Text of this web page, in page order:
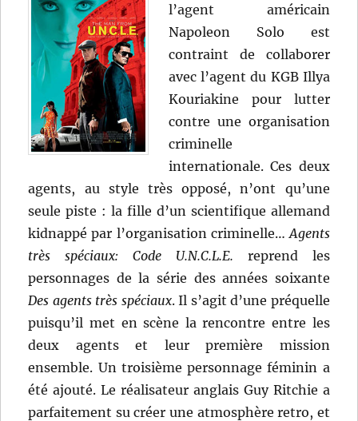
l’agent américain
Napoleon Solo est
contraint de collaborer
avec l’agent du KGB Illya
Kouriakine pour lutter
contre une organisation
criminelle
internationale. Ces deux
agents, au style très opposé, n’ont qu’une
seule piste : la fille d’un scientifique allemand
kidnappé par l’organisation criminelle… Agents
très spéciaux: Code U.N.C.L.E. reprend les
personnages de la série des années soixante
Des agents très spéciaux. Il s’agit d’une préquelle
puisqu’il met en scène la rencontre entre les
deux agents et leur première mission
ensemble. Un troisième personnage féminin a
été ajouté. Le réalisateur anglais Guy Ritchie a
parfaitement su créer une atmosphère retro, et